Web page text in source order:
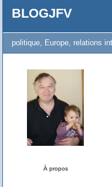
BLOGJFV
politique, Europe, relations
À propos